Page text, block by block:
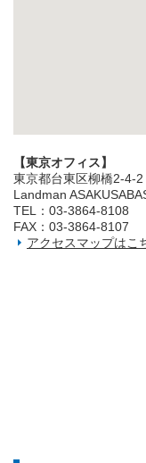
【東京オフィス】
東京都台東区柳橋2‐4‐2
Landman
TEL：03‐3864‐8108
FAX：03‐3864‐8107
アクセスマップはこ